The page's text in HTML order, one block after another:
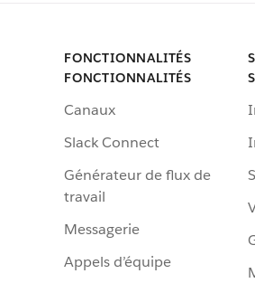
FONCTIONNALITÉS
FONCTIONNALITÉS
Canaux
Slack Connect
Générateur de flux de
travail
Messagerie
Appels d’équipe